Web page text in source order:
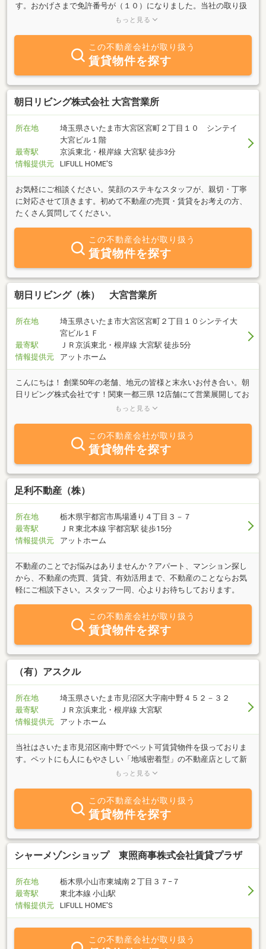
す。おかげさまで免許番号が（１０）になりました。当社の取り扱
い業務は、「不動産の買取」「分譲」「不動産の売買仲介」などで
宇都宮駅東口（駅東）方面を特に得意分野としており、多くの地主
様とも古くから懇意にさせていただいております。土地の購入・活
用をお考えのお客様は、お気軽にお問合せ願います。
もっと見る
この不動産会社が取り扱う
賃貸物件を探す
朝日リビング株式会社 大宮営業所
所在地
埼玉県さいたま市大宮区宮町２丁目１０ シンテイ
大宮ビル１階
最寄駅
京浜東北・根岸線 大宮駅 徒歩3分
情報提供元
LIFULL HOME'S
お気軽にご相談ください。笑顔のステキなスタッフが、親切・丁寧
に対応させて頂きます。初めて不動産の売買・賃貸をお考えの方、
たくさん質問してください。
この不動産会社が取り扱う
賃貸物件を探す
朝日リビング（株） 大宮営業所
所在地
埼玉県さいたま市大宮区宮町２丁目１０シンテイ大
宮ビル１Ｆ
最寄駅
ＪＲ京浜東北・根岸線 大宮駅 徒歩5分
情報提供元
アットホーム
こんにちは！ 創業50年の老舗、地元の皆様と末永いお付き合い。朝
日リビング株式会社です！関東一都三県 12店舗にて営業展開してお
ります。大宮営業所は旧中山道沿い、駅徒歩5分です！総勢8名のス
たい」「リフォームしたい」をサポート。しかもエリアごとの専属
スタッフがあなたのリクエストにお答えします。豊富な情報量と親
切丁寧なサービスをお約束します。しつこい売り込みは一切ありま
せん。小さな事から大きな事まで、どうぞ遠慮なくお申し付けくだ
さい！ 皆様のご来店を心よりお待ちしております！
もっと見る
この不動産会社が取り扱う
賃貸物件を探す
足利不動産（株）
所在地
栃木県宇都宮市馬場通り４丁目３－７
最寄駅
ＪＲ東北本線 宇都宮駅 徒歩15分
情報提供元
アットホーム
不動産のことでお悩みはありませんか？アパート、マンション探し
から、不動産の売買、賃貸、有効活用まで、不動産のことならお気
軽にご相談下さい。スタッフ一同、心よりお待ちしております。
この不動産会社が取り扱う
賃貸物件を探す
（有）アスクル
所在地
埼玉県さいたま市見沼区大字南中野４５２－３２
最寄駅
ＪＲ京浜東北・根岸線 大宮駅
情報提供元
アットホーム
当社はさいたま市見沼区南中野でペット可賃貸物件を扱っておりま
す。ペットにも人にもやさしい「地域密着型」の不動産店として新
築時に入居されたお客様と５年～１０年後に入居されたお客様を
ったご提案で物件紹介いたします！
もっと見る
この不動産会社が取り扱う
賃貸物件を探す
シャーメゾンショップ 東照商事株式会社賃貸プラザ
所在地
栃木県小山市東城南２丁目３７−７
最寄駅
東北本線 小山駅
情報提供元
LIFULL HOME'S
この不動産会社が取り扱う